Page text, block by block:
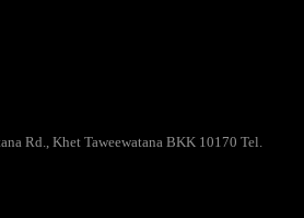
Rd., Khet Taweewatana BKK 10170 Tel.